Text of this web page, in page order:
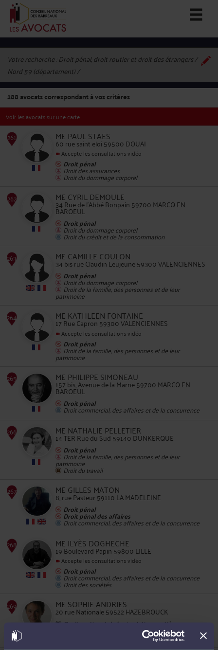
Votre recherche :Droit pénal, droit routier et droit des étrangers /
Nord 59 (département)
288avocats correspondant à vos critères
Voir les avocats sur une carte
ME PAUL STAES
60 rue saint eloi 59500 DOUAI
Accepte les consultations vidéo
Droit pénal
Droit des assurances
Droit du dommage corporel
ME CYRIL DEMOULE
34 Rue de l'Abbé Bonpain 59700 MARCQ EN
BAROEUL
Droit pénal
Droit du dommage corporel
Droit du crédit et de la consommation
263
ME CAMILLE COULON
34 bis rue Claudin Leujeune 59300 VALENCIENNES
Droit pénal
Droit du dommage corporel
Droit de la famille, des personnes et de leur
patrimoine
ME KATHLEEN FONTAINE
17 Rue Capron 59300 VALENCIENNES
Accepte les consultations vidéo
Droit pénal
Droit de la famille, des personnes et de leur
patrimoine
ME PHILIPPE SIMONEAU
157 bis, Avenue de la Marne 59700 MARCQ EN
BAROEUL
Droit pénal
Droit commercial, des affaires et de la concurrence
266
ME NATHALIE PELLETIER
14 TER Rue du Sud 59140 DUNKERQUE
Droit pénal
Droit de la famille, des personnes et de leur
patrimoine
Droit du travail
267
ME GILLES MATON
8, rue Pasteur 59110 LA MADELEINE
Droit pénal
Droit pénal des affaires
Droit commercial, des affaires et de la concurrence
ME ILYÈS DOGHECHE
19 Boulevard Papin 59800 LILLE
Accepte les consultations vidéo
Droit pénal
Droit commercial, des affaires et de la concurrence
Droit des sociétés
ME SOPHIE ANDRIES
20 rue Nationale 59522 HAZEBROUCK
Droit routier et de la circulation routière